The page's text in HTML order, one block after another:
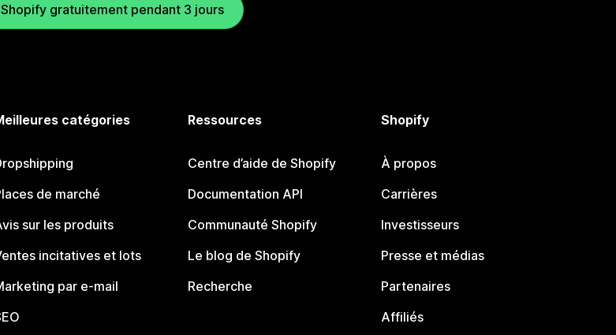
gratuitement pendant 3 jours
catégories
de marché
sur les produits
incitatives et lots
par e-mail
Ressources
Centre d’aide de Shopify
Documentation API
Communauté Shopify
Le blog de Shopify
Recherche
Shopify
À propos
Carrières
Investisseurs
Presse et médias
Partenaires
Affiliés